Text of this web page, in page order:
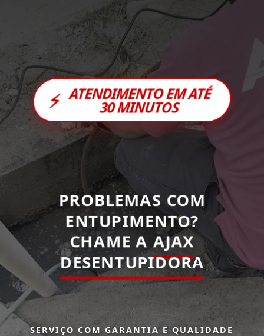
⚡ ATENDIMENTO EM ATÉ
30 MINUTOS
PROBLEMAS COM
ENTUPIMENTO?
CHAME A AJAX
DESENTUPIDORA
SERVIÇO COM GARANTIA E QUALIDADE